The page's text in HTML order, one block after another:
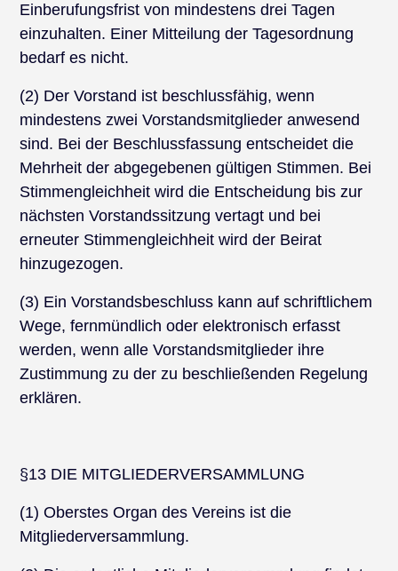
Einberufungsfrist von mindestens drei Tagen
einzuhalten. Einer Mitteilung der Tagesordnung
bedarf es nicht.
(2) Der Vorstand ist beschlussfähig, wenn
mindestens zwei Vorstandsmitglieder anwesend
sind. Bei der Beschlussfassung entscheidet die
Mehrheit der abgegebenen gültigen Stimmen. Bei
Stimmengleichheit wird die Entscheidung bis zur
nächsten Vorstandssitzung vertagt und bei
erneuter Stimmengleichheit wird der Beirat
hinzugezogen.
(3) Ein Vorstandsbeschluss kann auf schriftlichem
Wege, fernmündlich oder elektronisch erfasst
werden, wenn alle Vorstandsmitglieder ihre
Zustimmung zu der zu beschließenden Regelung
erklären.
§13 DIE MITGLIEDERVERSAMMLUNG
(1) Oberstes Organ des Vereins ist die
Mitgliederversammlung.